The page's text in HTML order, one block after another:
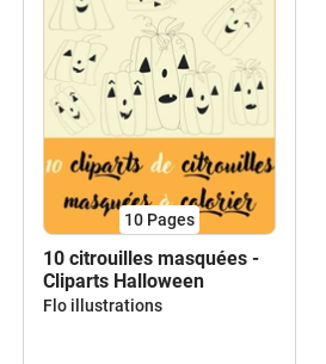
10 Pages
10 citrouilles masquées -
Cliparts Halloween
Flo illustrations